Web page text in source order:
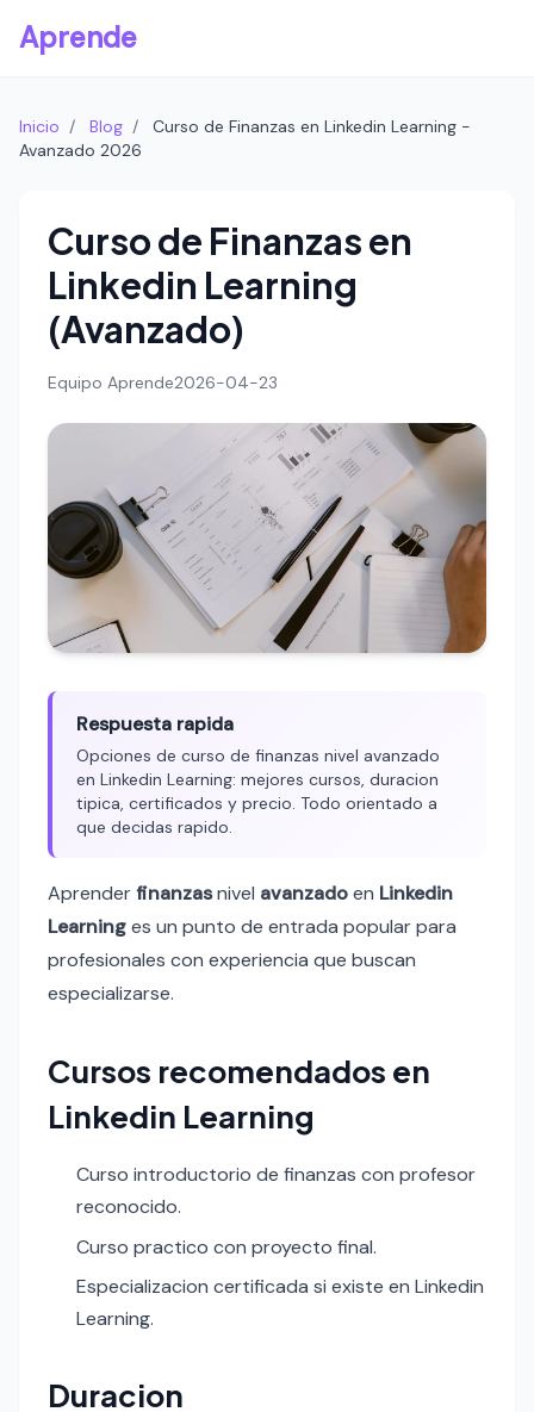
Aprende
Inicio / Blog /
Curso de Finanzas en Linkedin Learning -
Avanzado 2026
Curso de Finanzas en
Linkedin Learning
(Avanzado)
Equipo Aprende2026-04-23
Respuesta rapida
Opciones de curso de finanzas nivel avanzado
en Linkedin Learning: mejores cursos, duracion
tipica, certificados y precio. Todo orientado a
que decidas rapido.
Aprenderfinanzasnivel avanzadoen Linkedin
Learninges un punto de entrada popular para
profesionales con experiencia que buscan
especializarse.
Cursos recomendados en
Linkedin Learning
Curso introductorio de finanzas con profesor
reconocido.
Curso practico con proyecto final.
Especializacion certificada si existe en Linkedin
Learning.
Duracion